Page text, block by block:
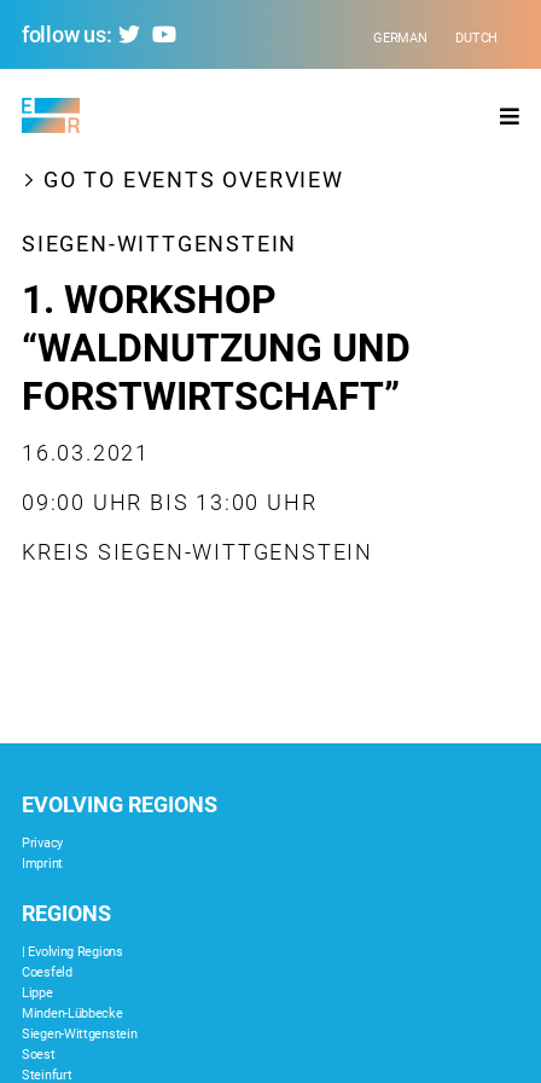
follow us: GERMAN DUTCH
Regions
GO TO EVENTS OVERVIEW
SIEGEN-WITTGENSTEIN
1. WORKSHOP
“WALDNUTZUNG UND
FORSTWIRTSCHAFT”
16.03.2021
09:00 UHR BIS 13:00 UHR
KREIS SIEGEN-WITTGENSTEIN
EVOLVING REGIONS
Privacy
Imprint
REGIONS
| Evolving Regions
Coesfeld
Lippe
Minden-Lübbecke
Siegen-Wittgenstein
Soest
Steinfurt